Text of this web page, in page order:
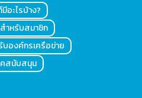
มีอะไรบ้าง?
ำหรับสมาชิก
บองค์กรเครือข่าย
สนับสนุน